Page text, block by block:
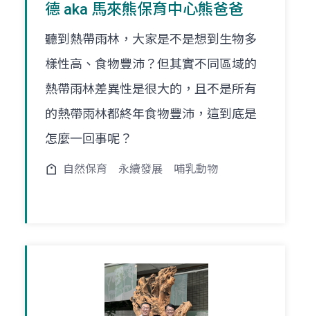
德 aka 馬來熊保育中心熊爸爸
聽到熱帶雨林，大家是不是想到生物多
樣性高、食物豐沛？但其實不同區域的
熱帶雨林差異性是很大的，且不是所有
的熱帶雨林都終年食物豐沛，這到底是
怎麼一回事呢？
自然保育 永續發展 哺乳動物